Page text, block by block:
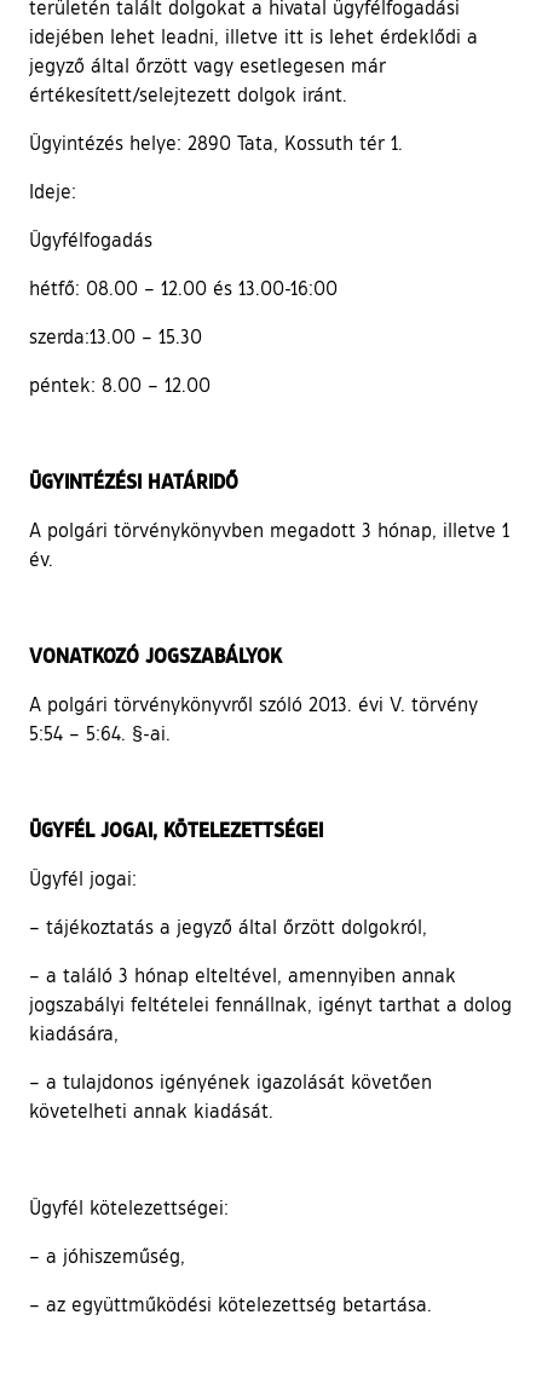
területén talált dolgokat a hivatal ügyfélfogadási
idejében lehet leadni, illetve itt is lehet érdeklődi a
jegyző által őrzött vagy esetlegesen már
értékesített/selejtezett dolgok iránt.
Ügyintézés helye: 2890 Tata, Kossuth tér 1.
Ideje:
Ügyfélfogadás
hétfő: 08.00 – 12.00 és 13.00-16:00
szerda:13.00 – 15.30
péntek: 8.00 – 12.00
ÜGYINTÉZÉSI HATÁRIDŐ
A polgári törvénykönyvben megadott 3 hónap, illetve 1
év.
VONATKOZÓ JOGSZABÁLYOK
A polgári törvénykönyvről szóló 2013. évi V. törvény
5:54 – 5:64. §-ai.
ÜGYFÉL JOGAI, KÖTELEZETTSÉGEI
Ügyfél jogai:
– tájékoztatás a jegyző által őrzött dolgokról,
– a találó 3 hónap elteltével, amennyiben annak
jogszabályi feltételei fennállnak, igényt tarthat a dolog
kiadására,
– a tulajdonos igényének igazolását követően
követelheti annak kiadását.
Ügyfél kötelezettségei:
– a jóhiszeműség,
– az együttműködési kötelezettség betartása.